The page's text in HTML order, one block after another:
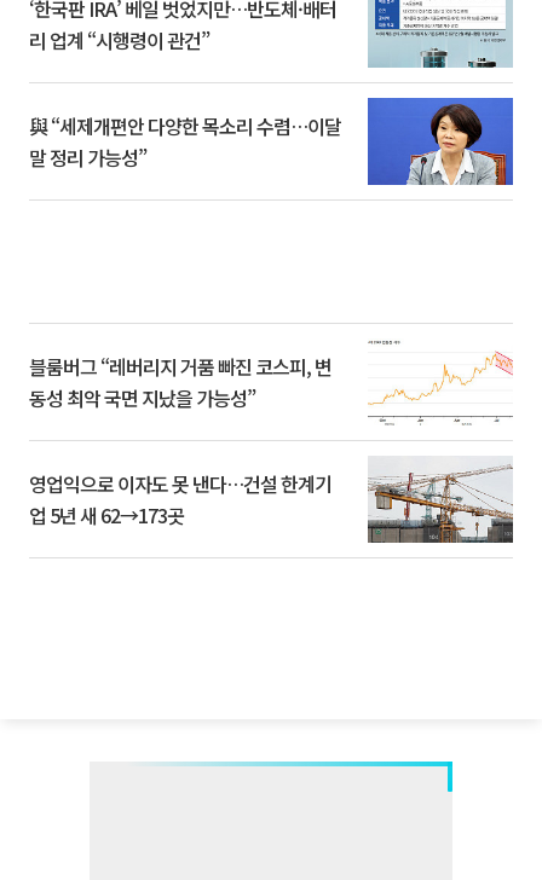
‘한국판 IRA’ 베일 벗었지만…반도체·배터
리 업계 “시행령이 관건”
與 “세제개편안 다양한 목소리 수렴…이달
말 정리 가능성”
블룸버그 “레버리지 거품 빠진 코스피, 변
동성 최악 국면 지났을 가능성”
영업익으로 이자도 못 낸다…건설 한계기
업 5년 새 62→173곳